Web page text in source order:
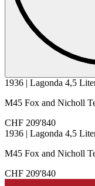
1936 | Lagonda 4,5
M45 Fox and Nicholl
CHF 209'840
1936 | Lagonda 4,5
M45 Fox and Nicholl
CHF 209'840